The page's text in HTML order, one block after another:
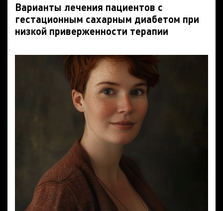
Варианты лечения пациентов с
гестационным сахарным диабетом при
низкой приверженности терапии